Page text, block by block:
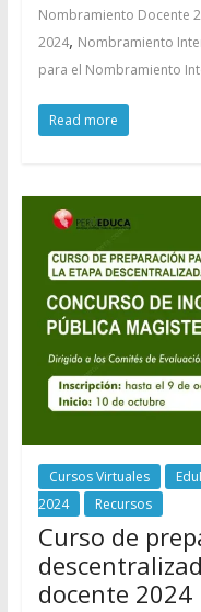
Nombramiento Docente
2024, Nombramiento
para el Nombramiento
Read more
Cursos Virtuales
2024
Recursos
Curso de
docente 2024